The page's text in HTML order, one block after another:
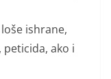
ishrane,
ako i